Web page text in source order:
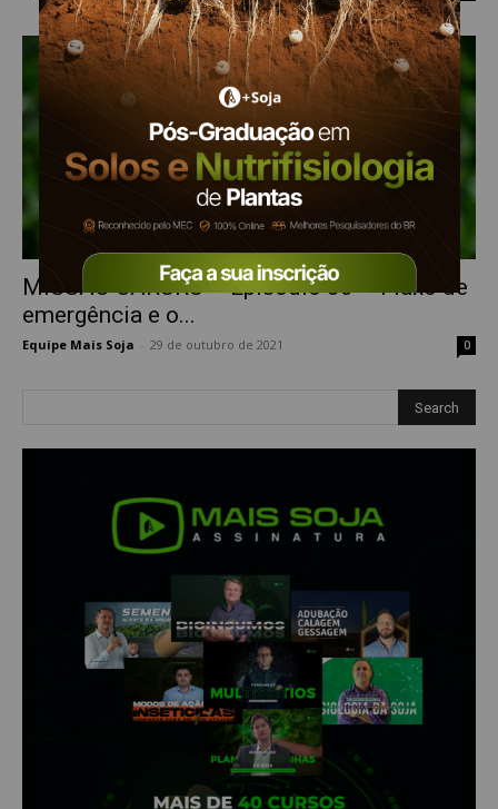
MISSÃO CARURU – Episódio 30 – Fluxo de
emergência e o...
Equipe Mais Soja 29 de outubro de 2021 0